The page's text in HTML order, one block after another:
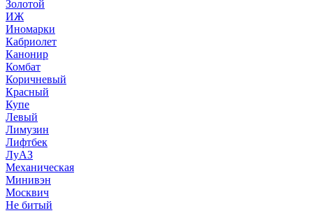
Золотой
ИЖ
Иномарки
Кабриолет
Канонир
Комбат
Коричневый
Красный
Купе
Левый
Лимузин
Лифтбек
ЛуАЗ
Механическая
Минивэн
Москвич
Не битый